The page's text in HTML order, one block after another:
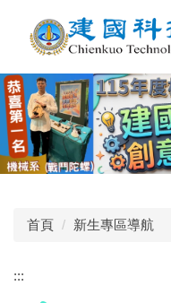
要
內
容
區
首頁 新生專區導航
:::